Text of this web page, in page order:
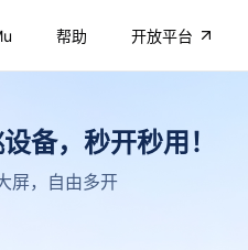
帮助 开放平台
备，秒开秒用！
屏，自由多开